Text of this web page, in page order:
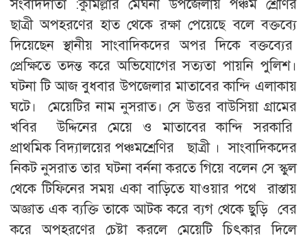
সংবাদদাতা :কুমিল্লার মেঘনা উপজেলায় পঞ্চম শ্রেণির
ছাত্রী অপহরণের হাত থেকে রক্ষা পেয়েছে বলে বক্তব্যে
দিয়েছেন স্থানীয় সাংবাদিকদের অপর দিকে বক্তব্যের
প্রেক্ষিতে তদন্ত করে অভিযোগের সত্যতা পায়নি পুলিশ।
ঘটনা টি আজ বুধবার উপজেলার মাতাবের কান্দি এলাকায়
ঘটে। মেয়েটির নাম নুসরাত। সে উত্তর বাউসিয়া গ্রামের
খবির উদ্দিনের মেয়ে ও মাতাবের কান্দি সরকারি
প্রাথমিক বিদ্যালয়ের পঞ্চমশ্রেণির ছাত্রী । সাংবাদিকদের
নিকট নুসরাত তার ঘটনা বর্ননা করতে গিয়ে বলেন সে স্কুল
থেকে টিফিনের সময় একা বাড়িতে যাওয়ার পথে রাস্তায়
অজ্ঞাত এক ব্যক্তি তাকে আটক করে ব্যগ থেকে ছুড়ি বের
করে অপহরণের চেষ্টা করলে মেয়েটি চিৎকার দিলে